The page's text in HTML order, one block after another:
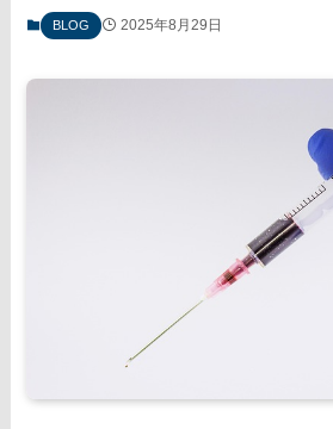
BLOG 2025年8月29日